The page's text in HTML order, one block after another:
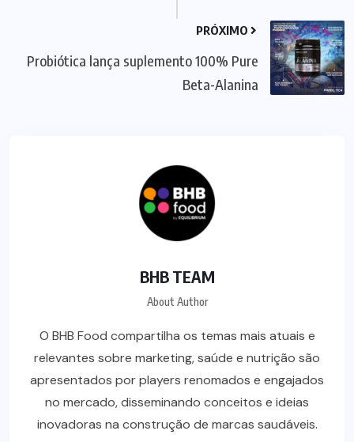
PRÓXIMO
Probiótica lança suplemento 100% Pure
Beta-Alanina
BHB TEAM
About Author
O BHB Food compartilha os temas mais atuais e
relevantes sobre marketing, saúde e nutrição são
apresentados por players renomados e engajados
no mercado, disseminando conceitos e ideias
inovadoras na construção de marcas saudáveis.